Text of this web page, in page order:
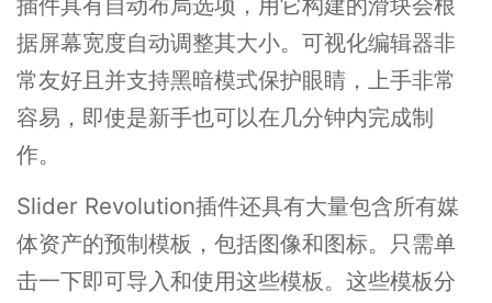
据屏幕宽度自动调整其大小。可视化编辑器非
常友好且并支持黑暗模式保护眼睛，上手非常
容易，即使是新手也可以在几分钟内完成制
作。
Slider Revolution插件还具有大量包含所有媒
体资产的预制模板，包括图像和图标。只需单
击一下即可导入和使用这些模板。这些模板分